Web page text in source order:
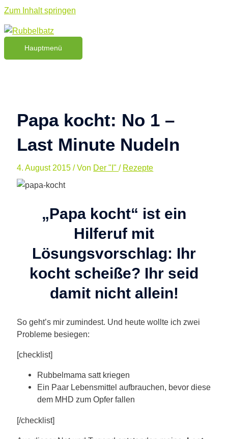
Zum Inhalt springen
Hauptmenü
Papa kocht: No 1 –
Last Minute Nudeln
4. August 2015/ Von Der "I"/ Rezepte
„Papa kocht“ ist ein
Hilferuf mit
Lösungsvorschlag: Ihr
kocht scheiße? Ihr seid
damit nicht allein!
So geht’s mir zumindest. Und heute wollte ich zwei
Probleme besiegen:
[checklist]
Rubbelmama satt kriegen
Ein Paar Lebensmittel aufbrauchen, bevor diese
dem MHD zum Opfer fallen
[/checklist]